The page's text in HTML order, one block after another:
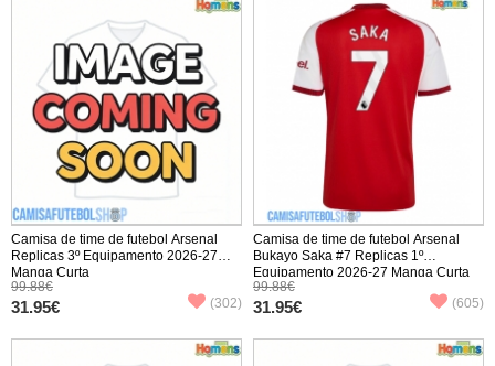
Camisa de time de futebol Arsenal
Replicas 3º Equipamento 2026-27
Manga Curta
99.88€
31.95€ (302)
Camisa de time de futebol Arsenal
Bukayo Saka #7 Replicas 1º
Equipamento 2026-27 Manga Curta
99.88€
31.95€ (605)